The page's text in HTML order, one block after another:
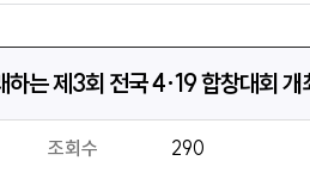
하는 제3회 전국 4·19 합창대회 개
조회수 290